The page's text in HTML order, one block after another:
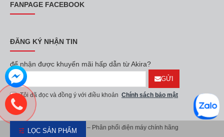
FANPAGE FACEBOOK
ĐĂNG KÝ NHẬN TIN
để nhận được khuyến mãi hấp dẫn từ Akira?
GỬI
Tôi đã đọc và đồng ý với điều khoản Chính sách bảo mật
Akira Việt Nam – Phân phối điện máy chính hãng
LỌC SẢN PHẨM